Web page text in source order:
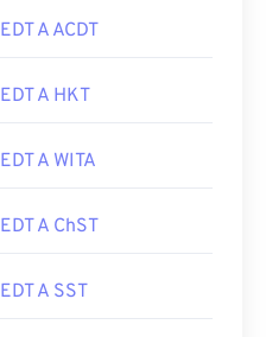
EDT A ACDT
EDT A HKT
EDT A WITA
EDT A ChST
EDT A SST